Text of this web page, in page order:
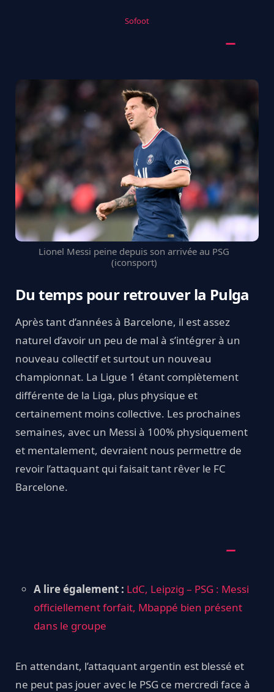
Sofoot
Lionel Messi peine depuis son arrivée au PSG
(iconsport)
Du temps pour retrouver la Pulga
Après tant d’années à Barcelone, il est assez
naturel d’avoir un peu de mal à s’intégrer à un
nouveau collectif et surtout un nouveau
championnat. La Ligue 1 étant complètement
différente de la Liga, plus physique et
certainement moins collective. Les prochaines
semaines, avec un Messi à 100% physiquement
et mentalement, devraient nous permettre de
revoir l’attaquant qui faisait tant rêver le FC
Barcelone.
A lire également : LdC, Leipzig – PSG : Messi
officiellement forfait, Mbappé bien présent
dans le groupe
En attendant, l’attaquant argentin est blessé et
ne peut pas jouer avec le PSG ce mercredi face à